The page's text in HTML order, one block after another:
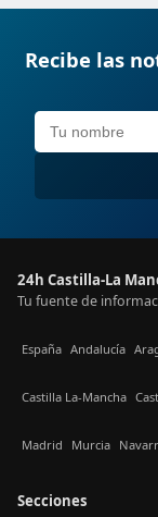
Recibe las
24h Castilla-La
Tu fuente de
España Andalucía
Castilla La-Mancha
Madrid Murcia
Secciones